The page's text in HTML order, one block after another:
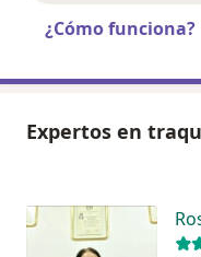
¿Cómo funciona?
Expertos en